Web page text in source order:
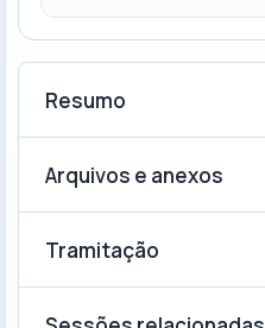
Resumo
Arquivos e anexos
Tramitação